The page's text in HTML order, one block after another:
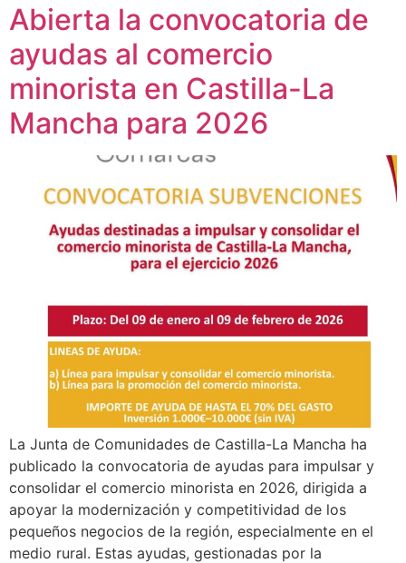
Abierta la convocatoria de
ayudas al comercio
minorista en Castilla-La
Mancha para 2026
La Junta de Comunidades de Castilla-La Mancha ha
publicado la convocatoria de ayudas para impulsar y
consolidar el comercio minorista en 2026, dirigida a
apoyar la modernización y competitividad de los
pequeños negocios de la región, especialmente en el
medio rural. Estas ayudas, gestionadas por la